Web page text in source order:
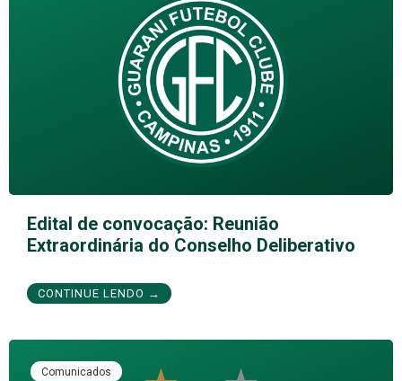
Edital de convocação: Reunião
Extraordinária do Conselho Deliberativo
CONTINUE LENDO →
Comunicados